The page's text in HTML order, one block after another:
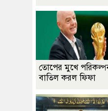
তোপের মুখে
বাতিল করল ফিফা